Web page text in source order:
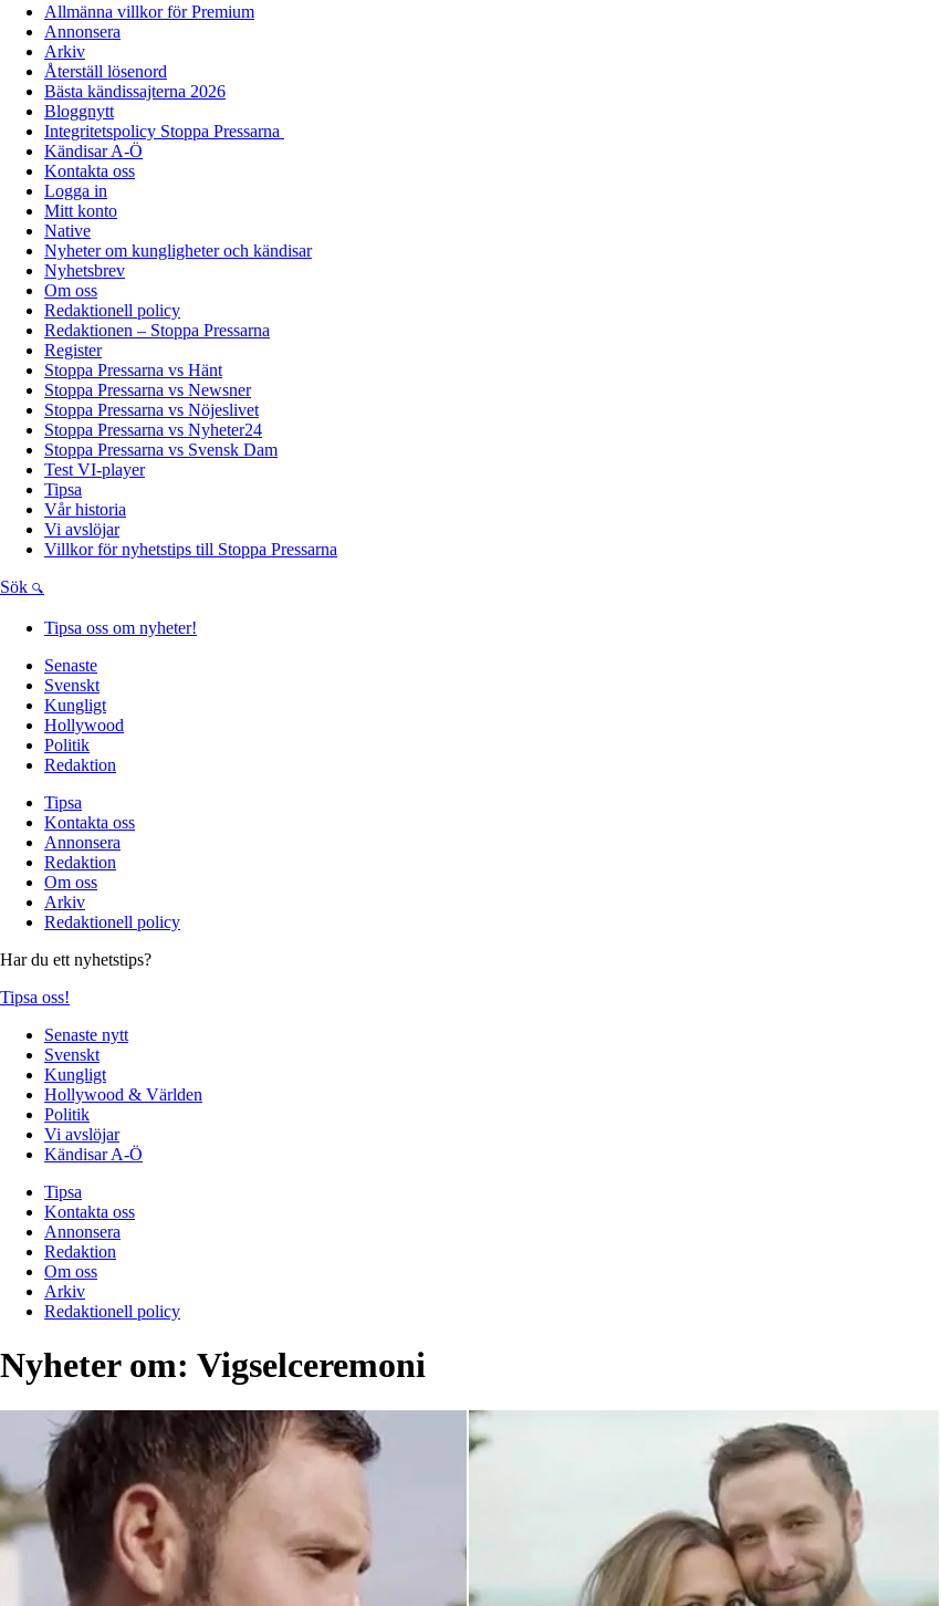
Allmänna villkor för Premium
Annonsera
Arkiv
Återställ lösenord
Bästa kändissajterna 2026
Bloggnytt
Integritetspolicy Stoppa Pressarna
Kändisar A-Ö
Kontakta oss
Logga in
Mitt konto
Native
Nyheter om kungligheter och kändisar
Nyhetsbrev
Om oss
Redaktionell policy
Redaktionen – Stoppa Pressarna
Register
Stoppa Pressarna vs Hänt
Stoppa Pressarna vs Newsner
Stoppa Pressarna vs Nöjeslivet
Stoppa Pressarna vs Nyheter24
Stoppa Pressarna vs Svensk Dam
Test VI-player
Tipsa
Vår historia
Vi avslöjar
Villkor för nyhetstips till Stoppa Pressarna
Sök
Tipsa oss om nyheter!
Senaste
Svenskt
Kungligt
Hollywood
Politik
Redaktion
Tipsa
Kontakta oss
Annonsera
Redaktion
Om oss
Arkiv
Redaktionell policy
Har du ett nyhetstips?
Tipsa oss!
Senaste nytt
Svenskt
Kungligt
Hollywood & Världen
Politik
Vi avslöjar
Kändisar A-Ö
Tipsa
Kontakta oss
Annonsera
Redaktion
Om oss
Arkiv
Redaktionell policy
Nyheter om: Vigselceremoni